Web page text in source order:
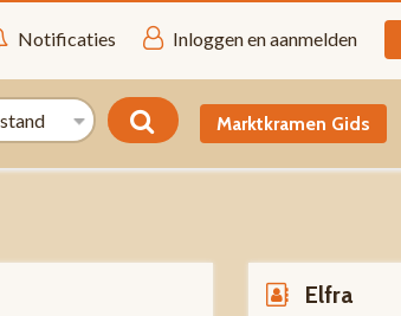
Notificaties Inloggen en aanmelden
Marktkramen Gids
Elfra